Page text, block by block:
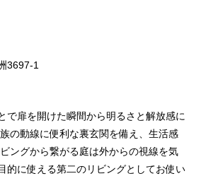
3697-1
で扉を開けた瞬間から明るさと解放感に
の動線に便利な裏玄関を備え、生活感
ングから繋がる庭は外からの視線を気
的に使える第二のリビングとしてお使い